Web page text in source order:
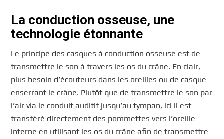
La conduction osseuse, une
technologie étonnante
Le principe des casques à conduction osseuse est de
transmettre le son à travers les os du crâne. En clair,
plus besoin d’écouteurs dans les oreilles ou de casque
enserrant le crâne. Plutôt que de transmettre le son par
l’air via le conduit auditif jusqu’au tympan, ici il est
transféré directement des pommettes vers l’oreille
interne en utilisant les os du crâne afin de transmettre